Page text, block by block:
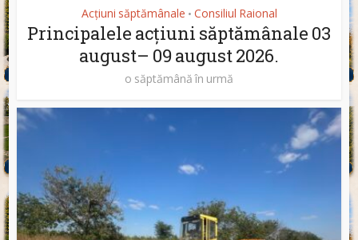
Acțiuni săptămânale • Consiliul Raional
Principalele acțiuni săptămânale 03
august– 09 august 2026.
o săptămână în urmă